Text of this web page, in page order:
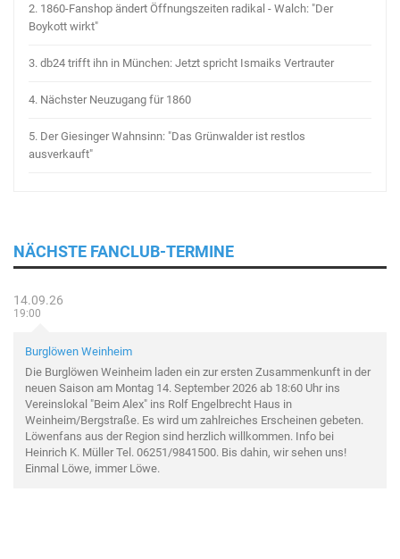
2. 1860-Fanshop ändert Öffnungszeiten radikal - Walch: "Der
Boykott wirkt"
3. db24 trifft ihn in München: Jetzt spricht Ismaiks Vertrauter
4. Nächster Neuzugang für 1860
5. Der Giesinger Wahnsinn: "Das Grünwalder ist restlos
ausverkauft"
NÄCHSTE FANCLUB-TERMINE
14.09.26
19:00
Burglöwen Weinheim
Die Burglöwen Weinheim laden ein zur ersten Zusammenkunft in der
neuen Saison am Montag 14. September 2026 ab 18:60 Uhr ins
Vereinslokal "Beim Alex" ins Rolf Engelbrecht Haus in
Weinheim/Bergstraße. Es wird um zahlreiches Erscheinen gebeten.
Löwenfans aus der Region sind herzlich willkommen. Info bei
Heinrich K. Müller Tel. 06251/9841500. Bis dahin, wir sehen uns!
Einmal Löwe, immer Löwe.